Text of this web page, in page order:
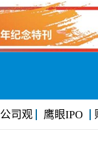
公司观 鹰眼IPO